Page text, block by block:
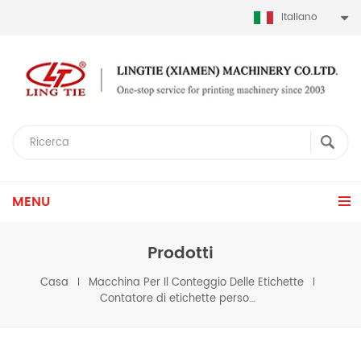
Italiano
MENU
Prodotti
Casa
Macchina Per Il Conteggio Delle Etichette
Contatore di etichette personalizzato per l'installazione di stampanti laser